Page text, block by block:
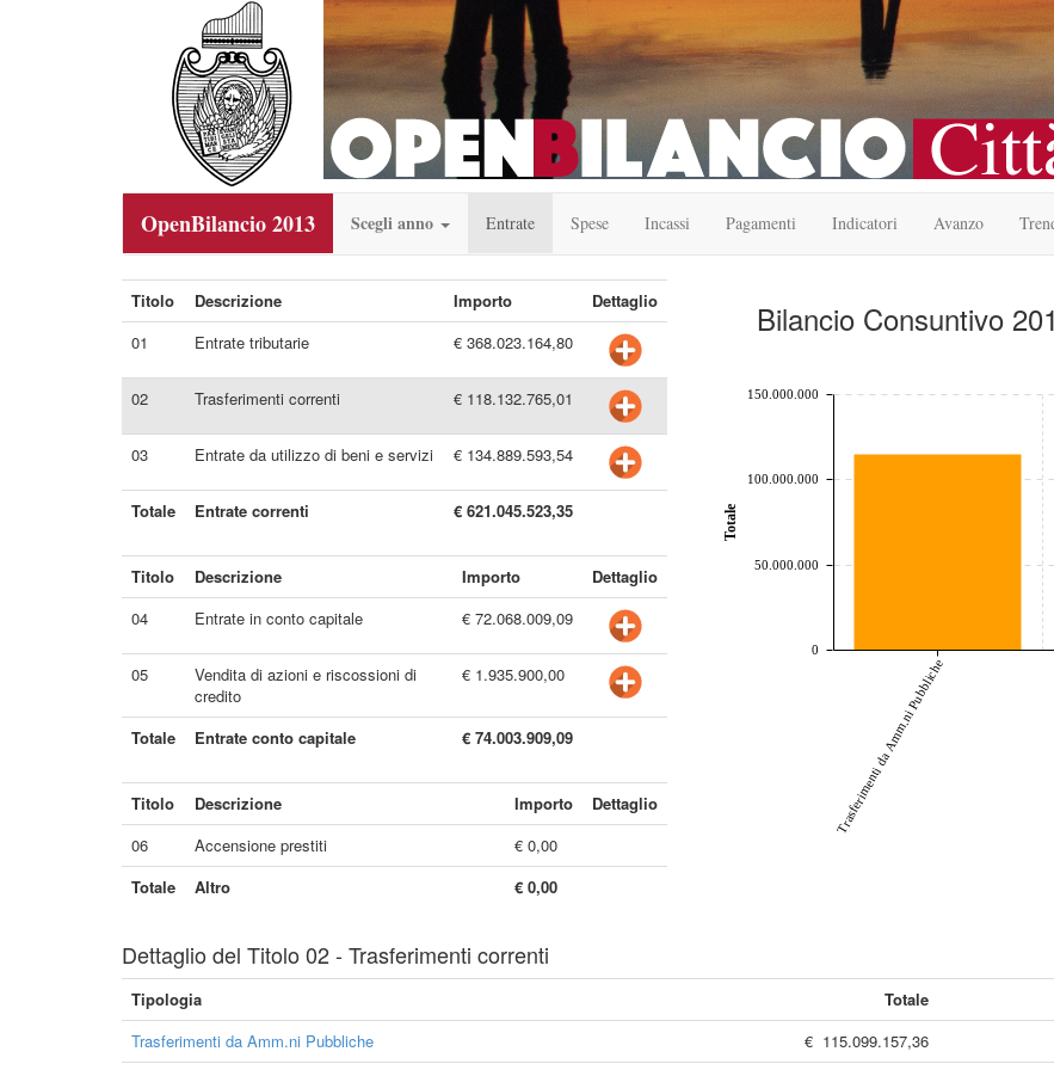
OpenBilancio 2013 Scegli anno Entrate Spese Incassi Pagamenti Indicatori Avanzo
Titolo Descrizione Importo
Dettaglio
01
Entrate tributarie € 368.023.164,80
02 Trasferimenti correnti € 118.132.765,01
03 Entrate da utilizzo di beni e servizi € 134.889.593,54
Totale Entrate correnti € 621.045.523,35
Titolo Descrizione Importo
Dettaglio
04
Entrate in conto capitale € 72.068.009,09
05
Vendita di azioni e riscossioni di
credito
€ 1.935.900,00
Totale Entrate conto capitale € 74.003.909,09
Titolo Descrizione Importo
Dettaglio
06
Accensione prestiti
€ 0,00
Totale
Altro € 0,00
Bilancio Consuntivo
Trasferimenti da Amm.ni Pubbliche
0
50.000.000
100.000.000
150.000.000
Totale
Dettaglio del Titolo 02 - Trasferimenti correnti
Tipologia Totale
Trasferimenti da Amm.ni Pubbliche
€ 115.099.157,36